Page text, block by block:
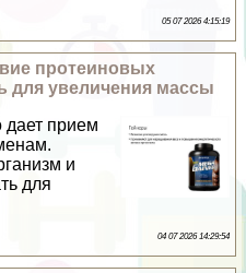
05 07 2026 4:15:19
протеиновых
для увеличения массы
прием
и
для
04 07 2026 14:29:54